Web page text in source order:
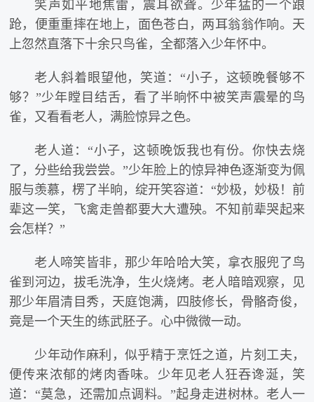
笑声如平地焦雷，震耳欲聋。少年猛的一个踉
跄，便重重摔在地上，面色苍白，两耳翁翁作响。天
上忽然直落下十余只鸟雀，全都落入少年怀中。
老人斜着眼望他，笑道：“小子，这顿晚餐够不
够？”少年瞠目结舌，看了半晌怀中被笑声震晕的鸟
雀，又看看老人，满脸惊异之色。
老人道：“小子，这顿晚饭我也有份。你快去烧
了，分些给我尝尝。”少年脸上的惊异神色逐渐变为佩
服与羡慕，楞了半晌，绽开笑容道：“妙极，妙极！前
辈这一笑，飞禽走兽都要大大遭殃。不知前辈哭起来
会怎样？”
老人啼笑皆非，那少年哈哈大笑，拿衣服兜了鸟
雀到河边，拔毛洗净，生火烧烤。老人暗暗观察，见
那少年眉清目秀，天庭饱满，四肢修长，骨骼奇俊，
竟是一个天生的练武胚子。心中微微一动。
少年动作麻利，似乎精于烹饪之道，片刻工夫，
便传来浓郁的烤肉香味。少年见老人狂吞谗涎，笑
道：“莫急，还需加点调料。”起身走进树林。老人一